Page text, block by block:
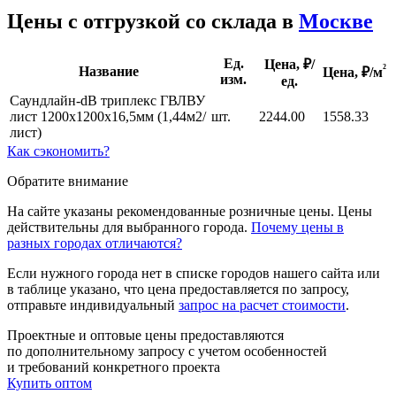
Цены с отгрузкой со склада в Москве
Название
Ед.
изм.
Цена, ₽/
ед.
Цена, ₽/м²
Саундлайн-dB триплекс ГВЛВУ
лист 1200х1200х16,5мм (1,44м2/
лист)
шт. 2244.00 1558.33
Как сэкономить?
Обратите внимание
На сайте указаны рекомендованные розничные цены. Цены
действительны для выбранного города. Почему цены в
разных городах отличаются?
Если нужного города нет в списке городов нашего сайта или
в таблице указано, что цена предоставляется по запросу,
отправьте индивидуальный запрос на расчет стоимости.
Проектные и оптовые цены предоставляются
по дополнительному запросу с учетом особенностей
и требований конкретного проекта
Купить оптом